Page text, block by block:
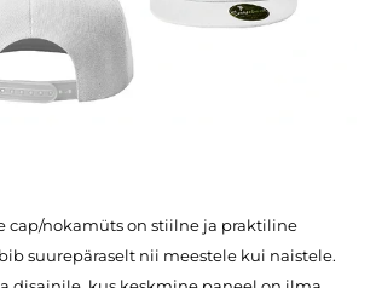
cap/nokamüts on stiilne ja praktiline
suurepäraselt nii meestele kui naistele.